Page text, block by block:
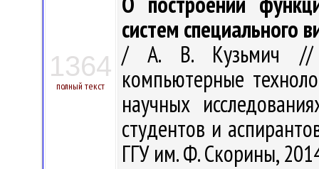
1364
полный текст
систем специального
/ А. В. Кузьмич //
компьютерные
научных
студентов и
ГГУ им. Ф. Скорины,